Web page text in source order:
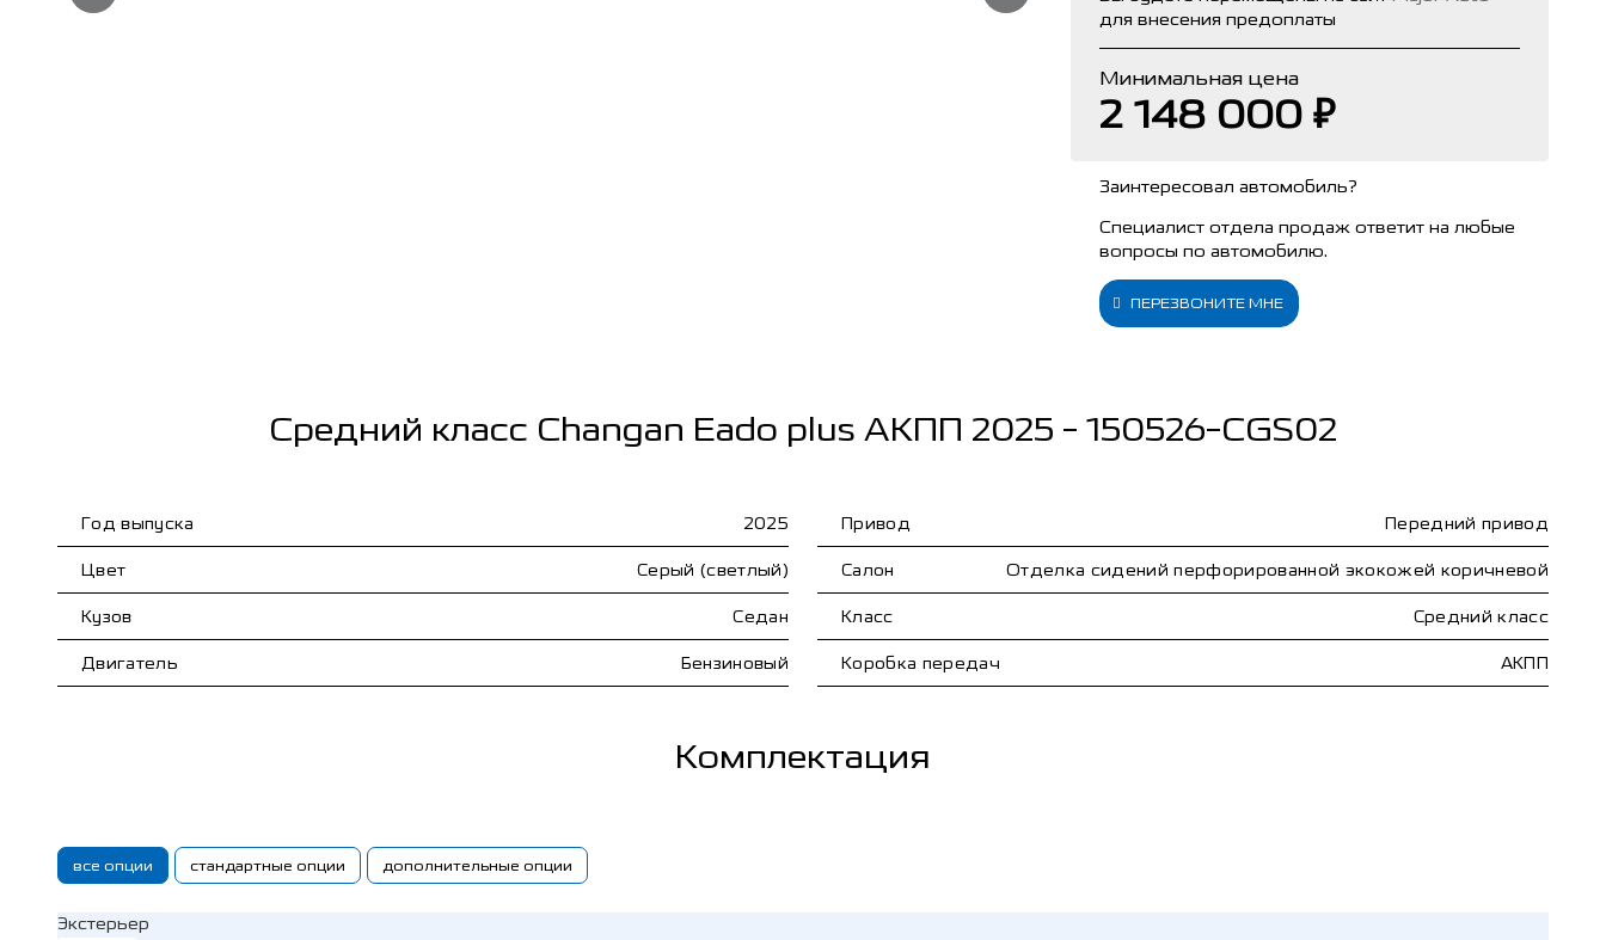
для внесения предоплаты
Минимальная цена
2 148 000 ₽
Заинтересовал автомобиль?
Специалист отдела продаж ответит на любые
вопросы по автомобилю.
ПЕРЕЗВОНИТЕ МНЕ
Средний класс Changan Eado plus АКПП 2025 - 150526-CGS02
Год выпуска 2025
Цвет Серый (светлый)
Кузов Седан
Двигатель Бензиновый
Привод Передний привод
Салон Отделка сидений перфорированной экокожей коричневой
Класс Средний класс
Коробка передач АКПП
Комплектация
все опции стандартные опции дополнительные опции
Экстерьер